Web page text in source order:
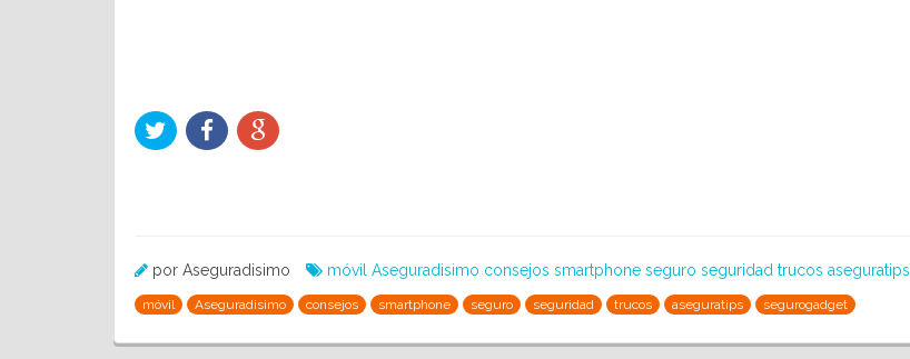
por Aseguradisimo móvil Aseguradisimo consejos smartphone seguro seguridad trucos aseguratips
móvil Aseguradisimo consejos smartphone seguro seguridad trucos aseguratips segurogadget